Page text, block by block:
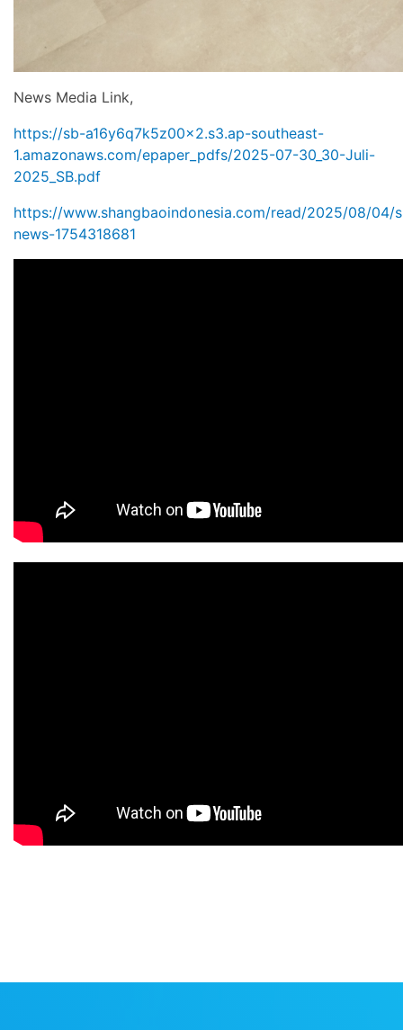
News Media Link,
https://sb-a16y6q7k5z00x2.s3.ap-southeast-
1.amazonaws.com/epaper_pdfs/2025-07-30_30-Juli-
2025_SB.pdf
https://www.shangbaoindonesia.com/read/2025/08/04/
news-1754318681